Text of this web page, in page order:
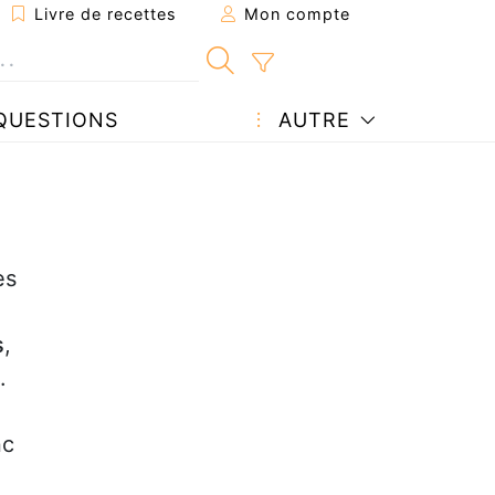
Livre de recettes Mon compte
AUTRE
,